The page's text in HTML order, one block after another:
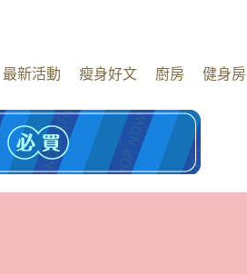
最新活動 瘦身好文 廚房 健身房